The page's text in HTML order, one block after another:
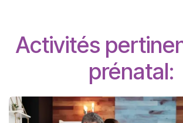
Activités
prénatal: